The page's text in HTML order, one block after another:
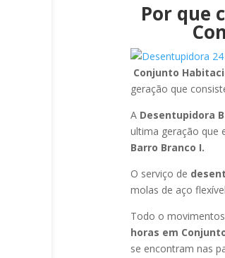
Por que
Conjunto
geração que
A Desentupidora
ultima geração que
Barro Branco I.
O serviço de
molas de aço
Todo o
horas em
se encontram nas